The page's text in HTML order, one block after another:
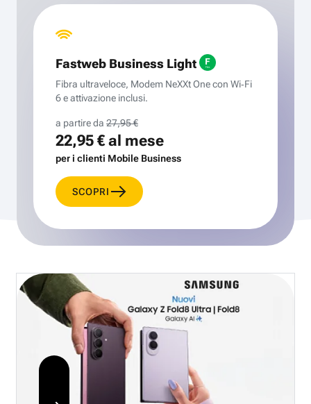
Fastweb Business Light
Fibra ultraveloce, Modem NeXXt One con Wi‑Fi
6 e attivazione inclusi.
a partire da 27,95 €
22,95 €al mese
per i clienti Mobile Business
SCOPRI